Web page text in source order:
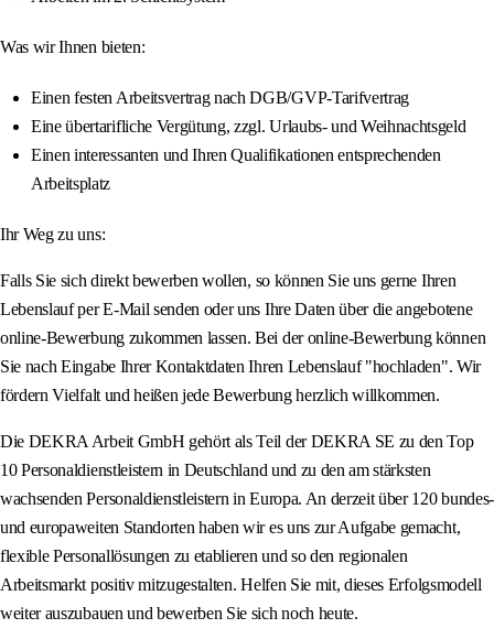
Was wir Ihnen bieten:
Einen festen Arbeitsvertrag nach DGB/GVP-Tarifvertrag
Eine übertarifliche Vergütung, zzgl. Urlaubs- und Weihnachtsgeld
Einen interessanten und Ihren Qualifikationen entsprechenden
Arbeitsplatz
Ihr Weg zu uns:
Falls Sie sich direkt bewerben wollen, so können Sie uns gerne Ihren
Lebenslauf per E-Mail senden oder uns Ihre Daten über die angebotene
online-Bewerbung zukommen lassen. Bei der online-Bewerbung können
Sie nach Eingabe Ihrer Kontaktdaten Ihren Lebenslauf "hochladen". Wir
fördern Vielfalt und heißen jede Bewerbung herzlich willkommen.
Die DEKRA Arbeit GmbH gehört als Teil der DEKRA SE zu den Top
10 Personaldienstleistern in Deutschland und zu den am stärksten
wachsenden Personaldienstleistern in Europa. An derzeit über 120 bundes-
und europaweiten Standorten haben wir es uns zur Aufgabe gemacht,
flexible Personallösungen zu etablieren und so den regionalen
Arbeitsmarkt positiv mitzugestalten. Helfen Sie mit, dieses Erfolgsmodell
weiter auszubauen und bewerben Sie sich noch heute.